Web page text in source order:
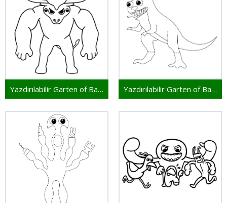
Yazdırılabilir Garten of Banban Çocuklar İçin Yazdırılabilir Garten of Banban Resim